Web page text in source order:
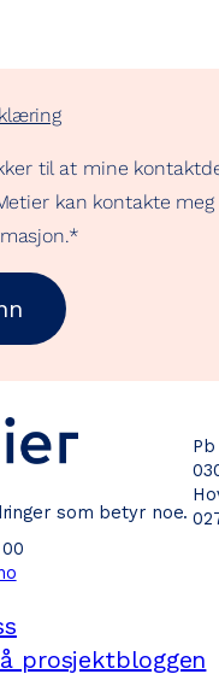
til at mine
kan kontakte
*
som betyr noe.
prosjektbloggen